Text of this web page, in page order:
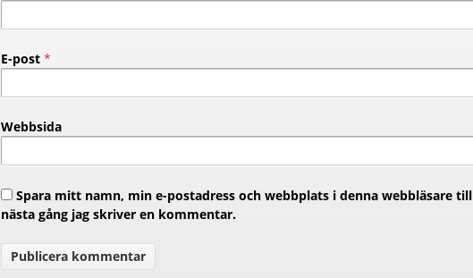
E-post *
Webbsida
Spara mitt namn, min e-postadress och webbplats i denna webbläsare till
nästa gång jag skriver en kommentar.